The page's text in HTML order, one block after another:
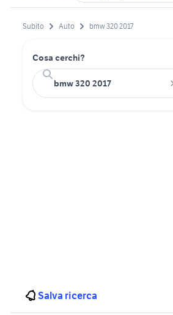
Subito Auto bmw 320 2017
Cosa cerchi?
Salva ricerca